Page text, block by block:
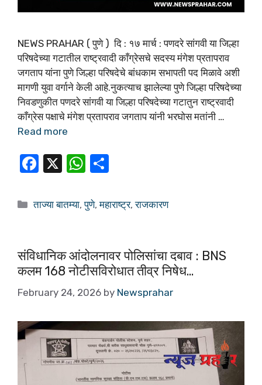
NEWS PRAHAR ( पुणे ) दि : १७ मार्च : पणदरे सांगवी या जिल्हा
परिषदेच्या गटातील राष्ट्रवादी काँग्रेसचे सदस्य मंगेश प्रतापराव
जगताप यांना पुणे जिल्हा परिषदेचे बांधकाम सभापती पद मिळावे अशी
मागणी युवा वर्गाने केली आहे.नुकत्याच झालेल्या पुणे जिल्हा परिषदेच्या
निवडणुकीत पणदरे सांगवी या जिल्हा परिषदेच्या गटातुन राष्ट्रवादी
काँग्रेस पक्षाचे मंगेश प्रतापराव जगताप यांनी भरघोस मतांनी …
Read more
F
c
o
o
k
X
W
at
p
p
ar
ताज्या बातम्या,पुणे,महाराष्ट्र,राजकारण
संविधानिक आंदोलनावर पोलिसांचा दबाव : BNS
कलम 168 नोटीसविरोधात तीव्र निषेध…
February 24, 2026 by Newsprahar